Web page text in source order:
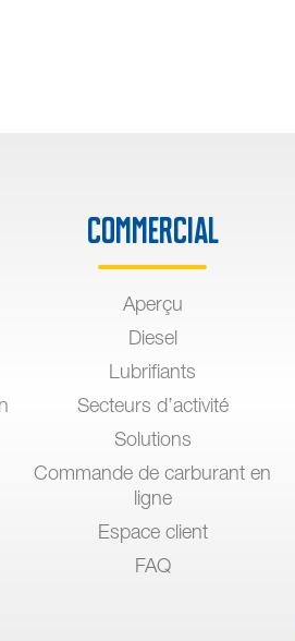
Commercial
Aperçu
Diesel
Lubrifiants
Secteurs d’activité
Solutions
Commande de carburant en
ligne
Espace client
FAQ